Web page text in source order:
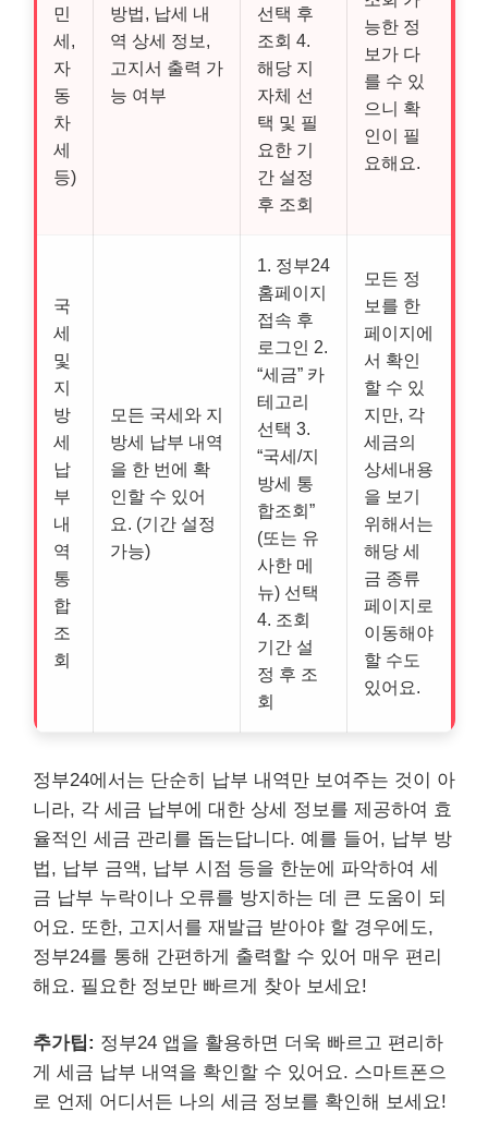
민
세,
자
동
차
세
등)
방법, 납세 내
역 상세 정보,
고지서 출력 가
능 여부
선택 후
조회 4.
해당 지
자체 선
택 및 필
요한 기
간 설정
후 조회
능한 정
보가 다
를 수 있
으니 확
인이 필
요해요.
국
세
및
지
방
세
납
부
내
역
통
합
조
회
모든 국세와 지
방세 납부 내역
을 한 번에 확
인할 수 있어
요. (기간 설정
가능)
1. 정부24
홈페이지
접속 후
로그인 2.
“세금” 카
테고리
선택 3.
“국세/지
방세 통
합조회”
(또는 유
사한 메
뉴) 선택
4. 조회
기간 설
정 후 조
회
모든 정
보를 한
페이지에
서 확인
할 수 있
지만, 각
세금의
상세내용
을 보기
위해서는
해당 세
금 종류
페이지로
이동해야
할 수도
있어요.
정부24에서는 단순히 납부 내역만 보여주는 것이 아
니라, 각 세금 납부에 대한 상세 정보를 제공하여 효
율적인 세금 관리를 돕는답니다. 예를 들어, 납부 방
법, 납부 금액, 납부 시점 등을 한눈에 파악하여 세
금 납부 누락이나 오류를 방지하는 데 큰 도움이 되
어요. 또한, 고지서를 재발급 받아야 할 경우에도,
정부24를 통해 간편하게 출력할 수 있어 매우 편리
해요. 필요한 정보만 빠르게 찾아 보세요!
추가팁: 정부24 앱을 활용하면 더욱 빠르고 편리하
게 세금 납부 내역을 확인할 수 있어요. 스마트폰으
로 언제 어디서든 나의 세금 정보를 확인해 보세요!